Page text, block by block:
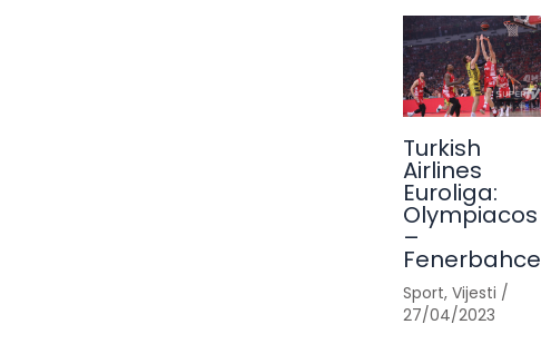
Turkish
Airlines
Euroliga:
Olympiacos
–
Fenerbahce
Sport, Vijesti /
27/04/2023